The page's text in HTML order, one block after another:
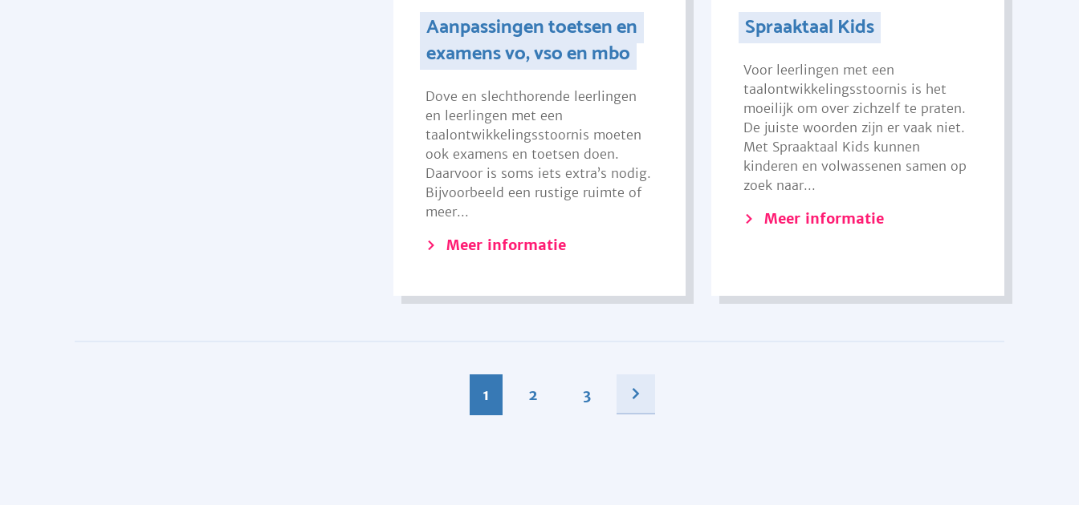
Aanpassingen toetsen en
examens vo, vso en mbo
Dove en slechthorende leerlingen
en leerlingen met een
taalontwikkelingsstoornis moeten
ook examens en toetsen doen.
Daarvoor is soms iets extra’s nodig.
Bijvoorbeeld een rustige ruimte of
meer...
Meer informatie
Spraaktaal Kids
Voor leerlingen met een
taalontwikkelingsstoornis is het
moeilijk om over zichzelf te praten.
De juiste woorden zijn er vaak niet.
Met Spraaktaal Kids kunnen
kinderen en volwassenen samen op
zoek naar...
Meer informatie
1 2 3